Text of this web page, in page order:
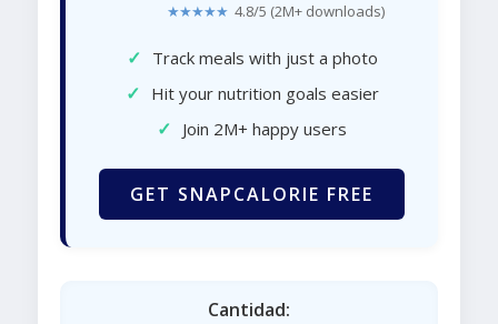
★★★★★ 4.8/5 (2M+ downloads)
✓ Track meals with just a photo
✓ Hit your nutrition goals easier
✓ Join 2M+ happy users
GET SNAPCALORIE FREE
Cantidad: